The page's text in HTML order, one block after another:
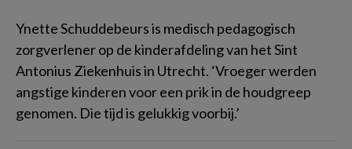
Ynette Schuddebeurs is medisch pedagogisch
zorgverlener op de kinderafdeling van het Sint
Antonius Ziekenhuis in Utrecht. ‘Vroeger werden
angstige kinderen voor een prik in de houdgreep
genomen. Die tijd is gelukkig voorbij.’